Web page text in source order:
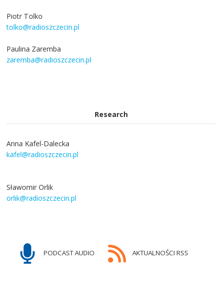
Piotr Tolko
tolko@radioszczecin.pl
Paulina Zaremba
zaremba@radioszczecin.pl
Research
Anna Kafel-Dalecka
kafel@radioszczecin.pl
Sławomir Orlik
orlik@radioszczecin.pl
PODCAST AUDIO AKTUALNOŚCI RSS